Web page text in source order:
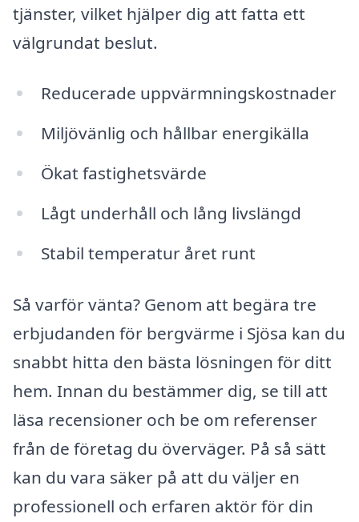
tjänster, vilket hjälper dig att fatta ett
välgrundat beslut.
Reducerade uppvärmningskostnader
Miljövänlig och hållbar energikälla
Ökat fastighetsvärde
Lågt underhåll och lång livslängd
Stabil temperatur året runt
Så varför vänta? Genom att begära tre
erbjudanden för bergvärme i Sjösa kan du
snabbt hitta den bästa lösningen för ditt
hem. Innan du bestämmer dig, se till att
läsa recensioner och be om referenser
från de företag du överväger. På så sätt
kan du vara säker på att du väljer en
professionell och erfaren aktör för din